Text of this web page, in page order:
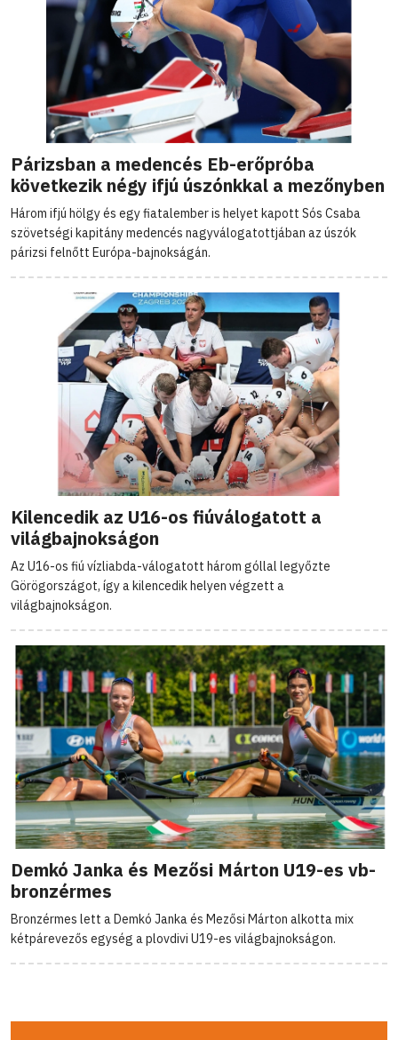
Párizsban a medencés Eb-erőpróba
következik négy ifjú úszónkkal a mezőnyben
Három ifjú hölgy és egy fiatalember is helyet kapott Sós Csaba
szövetségi kapitány medencés nagyválogatottjában az úszók
párizsi felnőtt Európa-bajnokságán.
Kilencedik az U16-os fiúválogatott a
világbajnokságon
Az U16-os fiú vízliabda-válogatott három góllal legyőzte
Görögországot, így a kilencedik helyen végzett a
világbajnokságon.
Demkó Janka és Mezősi Márton U19-es vb-
bronzérmes
Bronzérmes lett a Demkó Janka és Mezősi Márton alkotta mix
kétpárevezős egység a plovdivi U19-es világbajnokságon.